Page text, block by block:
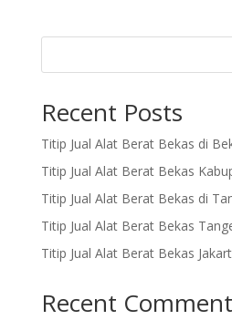
Recent Posts
Titip Jual Alat Berat Bekas di
Titip Jual Alat Berat Bekas
Titip Jual Alat Berat Bekas di
Titip Jual Alat Berat Bekas
Titip Jual Alat Berat Bekas
Recent